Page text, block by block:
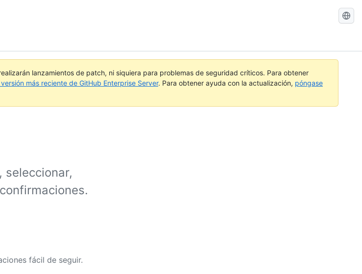
Buscar
lanzamientos de patch, ni siquiera para problemas de seguridad críticos. Para obtener
más reciente de GitHub Enterprise Server. Para obtener ayuda con la actualización, póngase
seleccionar,
fácil de seguir.